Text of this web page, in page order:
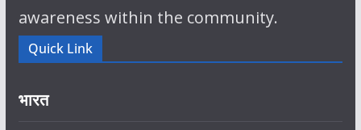
awareness within the community.
Quick Link
भारत